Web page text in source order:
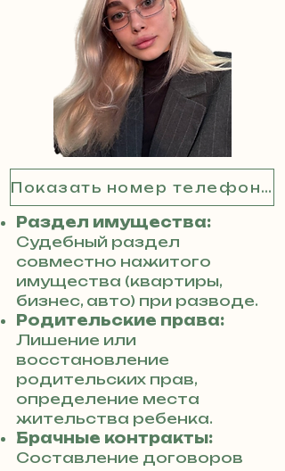
Показать номер телефона
Раздел имущества:
Судебный раздел
совместно нажитого
имущества (квартиры,
бизнес, авто) при разводе.
Родительские права:
Лишение или
восстановление
родительских прав,
определение места
жительства ребенка.
Брачные контракты:
Составление договоров